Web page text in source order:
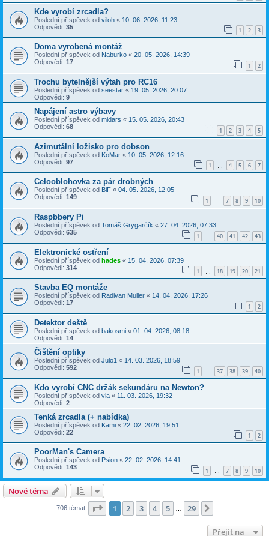
Kde vyrobí zrcadla?
Poslední příspěvek od viloh « 10. 06. 2026, 11:23
Odpovědi: 35 1 2 3
Doma vyrobená montáž
Poslední příspěvek od Naburko « 20. 05. 2026, 14:39
Odpovědi: 17 1 2
Trochu bytelnější výtah pro RC16
Poslední příspěvek od seestar « 19. 05. 2026, 20:07
Odpovědi: 9
Napájení astro výbavy
Poslední příspěvek od midars « 15. 05. 2026, 20:43
Odpovědi: 68 1 2 3 4 5
Azimutální ložisko pro dobson
Poslední příspěvek od KoMar « 10. 05. 2026, 12:16
Odpovědi: 97 1 4 5 6 7
Celooblohovka za pár drobných
Poslední příspěvek od BiF « 04. 05. 2026, 12:05
Odpovědi: 149 1 7 8 9 10
Raspbbery Pi
Poslední příspěvek od Tomáš Grygarčík « 27. 04. 2026, 07:33
Odpovědi: 635 1 … 40 41 42 43
Elektronické ostření
Poslední příspěvek od hades « 15. 04. 2026, 07:39
Odpovědi: 314 1 18 19 20 21
Stavba EQ montáže
Poslední příspěvek od Radivan Muller « 14. 04. 2026, 17:26
Odpovědi: 17 1 2
Detektor deště
Poslední příspěvek od bakosmi « 01. 04. 2026, 08:18
Odpovědi: 14
Čištění optiky
Poslední příspěvek od Julo1 « 14. 03. 2026, 18:59
Odpovědi: 592 1 … 37 38 39 40
Kdo vyrobí CNC držák sekundáru na Newton?
Poslední příspěvek od vla « 11. 03. 2026, 19:32
Odpovědi: 2
Tenká zrcadla (+ nabídka)
Poslední příspěvek od Kami « 22. 02. 2026, 19:51
Odpovědi: 22 1 2
PoorMan's Camera
Poslední příspěvek od Psion « 22. 02. 2026, 14:41
Odpovědi: 143 1 … 7 8 9 10
Nové téma
706 témat Stránka z 29
1 2 3 4 5 29
Přejít na